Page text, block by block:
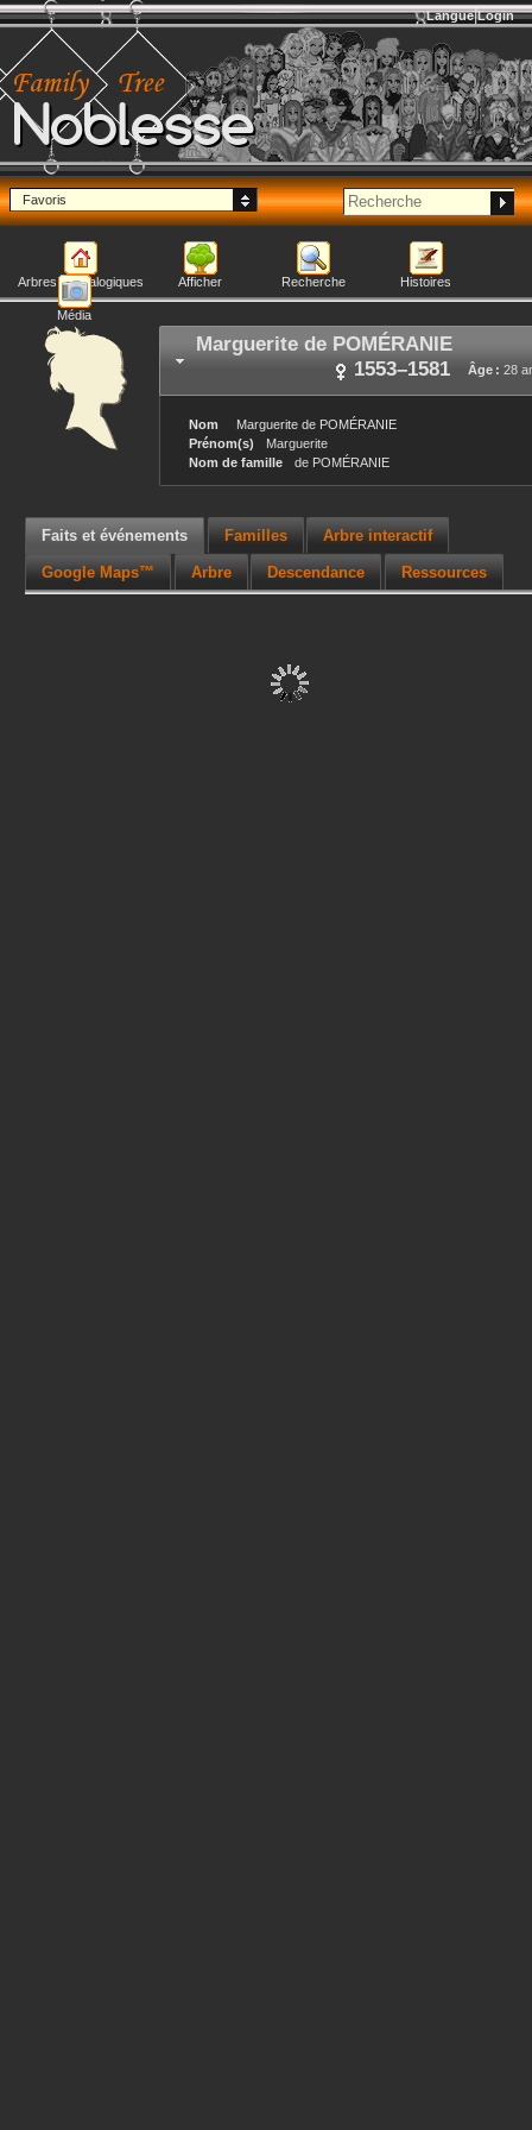
Noblesse
Langue Login
Favoris
Arbres généalogiques Afficher Recherche Histoires
Média
Marguerite de POMÉRANIE
Âge : 28
1553–1581
Nom Marguerite de POMÉRANIE
Prénom(s)
Marguerite
Nom de famille
de POMÉRANIE
Faits et événements Familles Arbre interactif
Google Maps™ Arbre Descendance Ressources